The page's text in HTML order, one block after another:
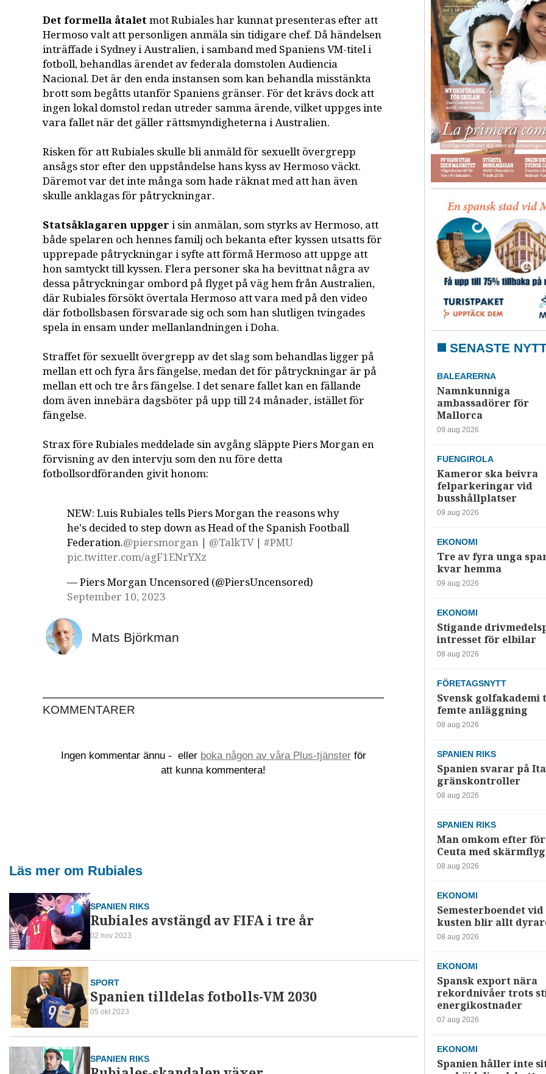
Det formella åtaletmot Rubiales har kunnat presenteras efter att
Hermoso valt att personligen anmäla sin tidigare chef. Då händelsen
inträffade i Sydney i Australien, i samband med Spaniens VM-titel i
fotboll, behandlas ärendet av federala domstolen Audiencia
Nacional. Det är den enda instansen som kan behandla misstänkta
brott som begåtts utanför Spaniens gränser. För det krävs dock att
ingen lokal domstol redan utreder samma ärende, vilket uppges inte
vara fallet när det gäller rättsmyndigheterna i Australien.
Risken för att Rubiales skulle bli anmäld för sexuellt övergrepp
ansågs stor efter den uppståndelse hans kyss av Hermoso väckt.
Däremot var det inte många som hade räknat med att han även
skulle anklagas för påtryckningar.
Statsåklagaren uppger i sin anmälan, som styrks av Hermoso, att
både spelaren och hennes familj och bekanta efter kyssen utsatts för
upprepade påtryckningar i syfte att förmå Hermoso att uppge att
hon samtyckt till kyssen. Flera personer ska ha bevittnat några av
dessa påtryckningar ombord på flyget på väg hem från Australien,
där Rubiales försökt övertala Hermoso att vara med på den video
där fotbollsbasen försvarade sig och som han slutligen tvingades
spela in ensam under mellanlandningen i Doha.
Straffet för sexuellt övergrepp av det slag som behandlas ligger på
mellan ett och fyra års fängelse, medan det för påtryckningar är på
mellan ett och tre års fängelse. I det senare fallet kan en fällande
dom även innebära dagsböter på upp till 24 månader, istället för
fängelse.
Strax före Rubiales meddelade sin avgång släppte Piers Morgan en
förvisning av den intervju som den nu före detta
fotbollsordföranden givit honom:
NEW: Luis Rubiales tells Piers Morgan the reasons why
he's decided to step down as Head of the Spanish Football
Federation.@piersmorgan | @TalkTV|#PMU
pic.twitter.com/agF1ENrYXz
— Piers Morgan Uncensored (@PiersUncensored)
September 10, 2023
Mats Björkman
KOMMENTARER
Ingen kommentar ännu - eller boka någon av våra Plus-tjänsterför
att kunna kommentera!
Läs mer om Rubiales
SPANIEN RIKS
Rubiales avstängd av FIFA i tre år
02 nov 2023
SPORT
Spanien tilldelas fotbolls-VM 2030
05 okt 2023
SPANIEN RIKS
SENASTE
BALEARERNA
Namnkunniga
ambassadörer för
Mallorca
09 aug 2026
FUENGIROLA
Kameror ska beivra
felparkeringar vid
busshållplatser
09 aug 2026
EKONOMI
Tre av fyra unga
kvar hemma
09 aug 2026
EKONOMI
Stigande
intresset för elbilar
08 aug 2026
FÖRETAGSNYTT
Svensk golfakademi
femte anläggning
08 aug 2026
SPANIEN RIKS
Spanien svarar på
gränskontroller
08 aug 2026
SPANIEN RIKS
Man omkom efter
Ceuta med
08 aug 2026
EKONOMI
Semesterboendet
kusten blir allt
08 aug 2026
EKONOMI
Spansk export nära
rekordnivåer trots
energikostnader
07 aug 2026
EKONOMI
Spanien håller inte